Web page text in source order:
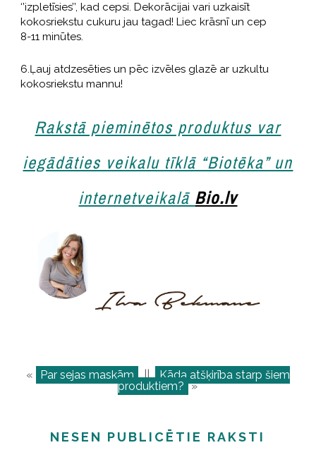
‘’izpletīsies’’, kad cepsi. Dekorācijai vari uzkaisīt
kokosriekstu cukuru jau tagad! Liec krāsnī un cep
8-11 minūtes.
6.Ļauj atdzesēties un pēc izvēles glazē ar uzkultu
kokosriekstu mannu!
Rakstā pieminētos produktus var
iegādāties veikalu tīklā “Biotēka” un
internetveikalā Bio.lv
« Par sejas maskām || Kāda atšķirība starp šiem
produktiem? »
NESEN PUBLICĒTIE RAKSTI